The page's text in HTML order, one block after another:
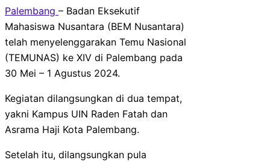
Palembang – Badan Eksekutif
Mahasiswa Nusantara (BEM Nusantara)
telah menyelenggarakan Temu Nasional
(TEMUNAS) ke XIV di Palembang pada
30 Mei – 1 Agustus 2024.
Kegiatan dilangsungkan di dua tempat,
yakni Kampus UIN Raden Fatah dan
Asrama Haji Kota Palembang.
Setelah itu, dilangsungkan pula